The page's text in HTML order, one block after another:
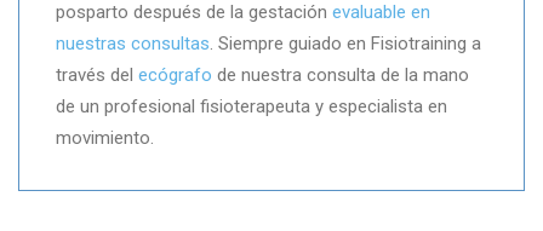
posparto después de la gestación evaluable en
nuestras consultas. Siempre guiado en Fisiotraining a
través del ecógrafo de nuestra consulta de la mano
de un profesional fisioterapeuta y especialista en
movimiento.